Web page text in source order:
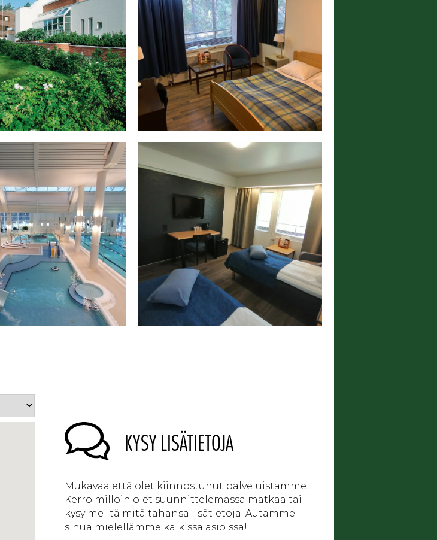
KYSY LISÄTIETOJA
Mukavaa että olet kiinnostunut palveluistamme.
Kerro milloin olet suunnittelemassa matkaa tai
kysy meiltä mitä tahansa lisätietoja. Autamme
sinua mielellämme kaikissa asioissa!